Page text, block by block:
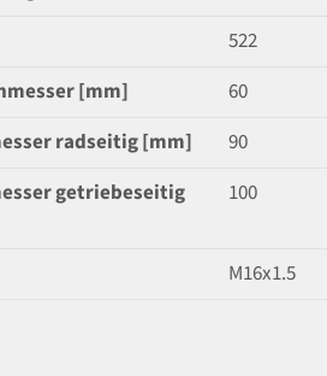
522
[mm]
60
radseitig [mm]
90
getriebeseitig
100
M16x1.5